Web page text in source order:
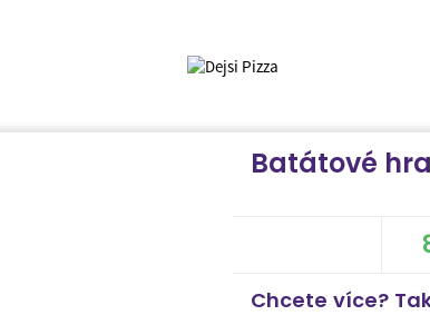
Batátové
Chcete více?